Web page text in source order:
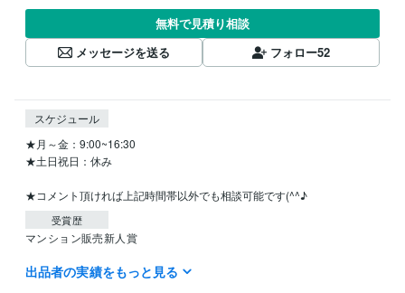
無料で見積り相談
メッセージを送る
フォロー52
スケジュール
★月～金：9:00~16:30
★土日祝日：休み
★コメント頂ければ上記時間帯以外でも相談可能です(^^♪
受賞歴
マンション販売新人賞
資格・検定
出品者の実績をもっと見る